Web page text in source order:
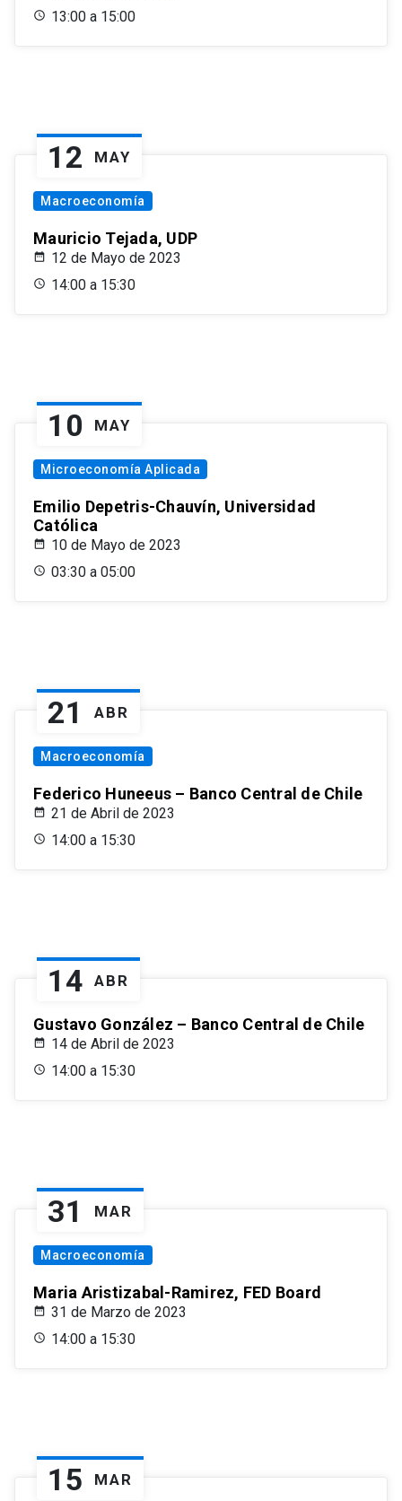
13:00 a 15:00
12 MAY
Macroeconomía
Mauricio Tejada, UDP
12 de Mayo de 2023
14:00 a 15:30
10 MAY
Microeconomía Aplicada
Emilio Depetris-Chauvín, Universidad
Católica
10 de Mayo de 2023
03:30 a 05:00
21 ABR
Macroeconomía
Federico Huneeus – Banco Central de Chile
21 de Abril de 2023
14:00 a 15:30
14 ABR
Gustavo González – Banco Central de Chile
14 de Abril de 2023
14:00 a 15:30
31 MAR
Macroeconomía
Maria Aristizabal-Ramirez, FED Board
31 de Marzo de 2023
14:00 a 15:30
15 MAR